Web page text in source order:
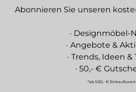
Abonnieren Sie unseren
· Designmöbel-
· Angebote &
· Trends, Ideen &
· 50,- €
*ab 500,- € Einkaufswert